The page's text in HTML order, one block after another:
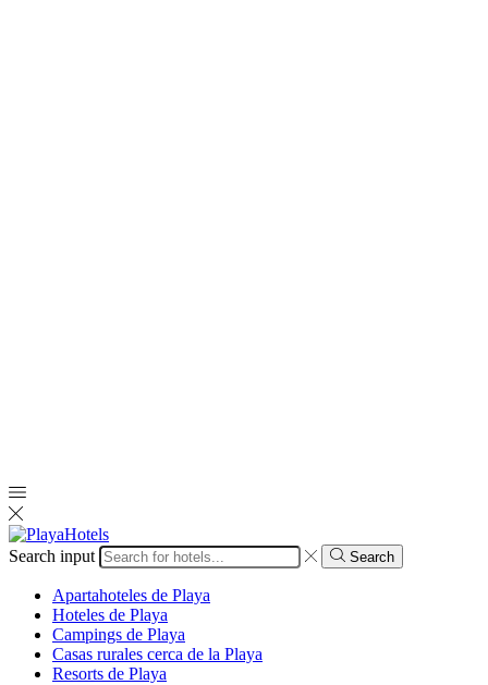
Search input Search
Apartahoteles de Playa
Hoteles de Playa
Campings de Playa
Casas rurales cerca de la Playa
Resorts de Playa